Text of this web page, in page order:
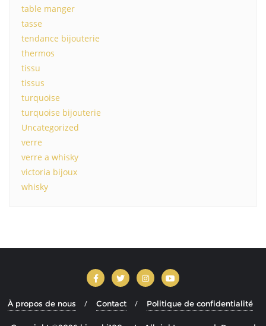
table manger
tasse
tendance bijouterie
thermos
tissu
tissus
turquoise
turquoise bijouterie
Uncategorized
verre
verre a whisky
victoria bijoux
whisky
À propos de nous Contact Politique de confidentialité